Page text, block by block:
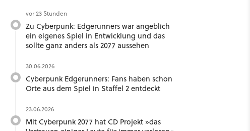
vor 23 Stunden
Zu Cyberpunk: Edgerunners war angeblich
ein eigenes Spiel in Entwicklung und das
sollte ganz anders als 2077 aussehen
30.06.2026
Cyberpunk Edgerunners: Fans haben schon
Orte aus dem Spiel in Staffel 2 entdeckt
23.06.2026
Mit Cyberpunk 2077 hat CD Projekt »das